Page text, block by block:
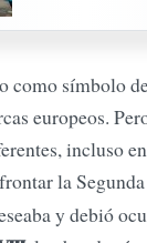
como símbolo
europeos.
incluso
la
y debió